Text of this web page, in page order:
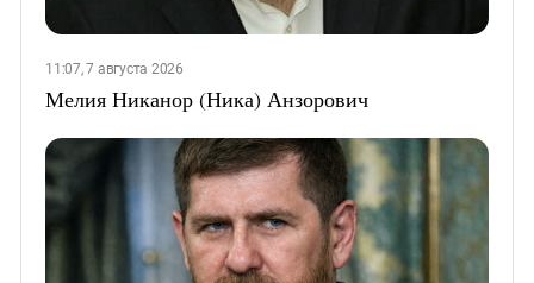
11:07, 7 августа 2026
Мелия Никанор (Ника) Анзорович